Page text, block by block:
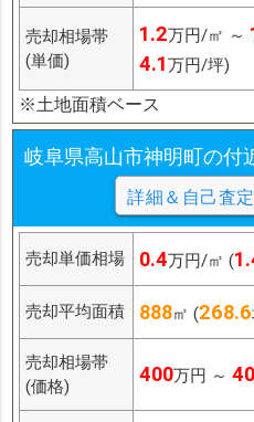
売却相場帯
(単価)
1.2万円/㎡ ～
4.1万円/坪)
※土地面積ベース
岐阜県高山市神明町の付
詳細＆自己査定
売却単価相場 0.4万円/㎡ (
売却平均面積 888㎡ (268.6
売却相場帯
(価格)
400万円 ～